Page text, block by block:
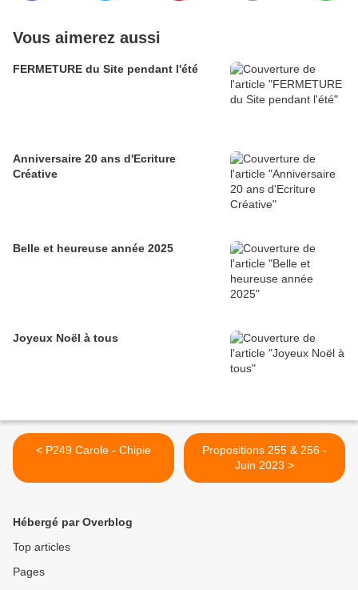
Vous aimerez aussi
FERMETURE du Site pendant l'été
Anniversaire 20 ans d'Ecriture
Créative
Belle et heureuse année 2025
Joyeux Noël à tous
< P249 Carole - Chipie
Propositions 255 & 256 -
Juin 2023 >
Hébergé par Overblog
Top articles
Pages